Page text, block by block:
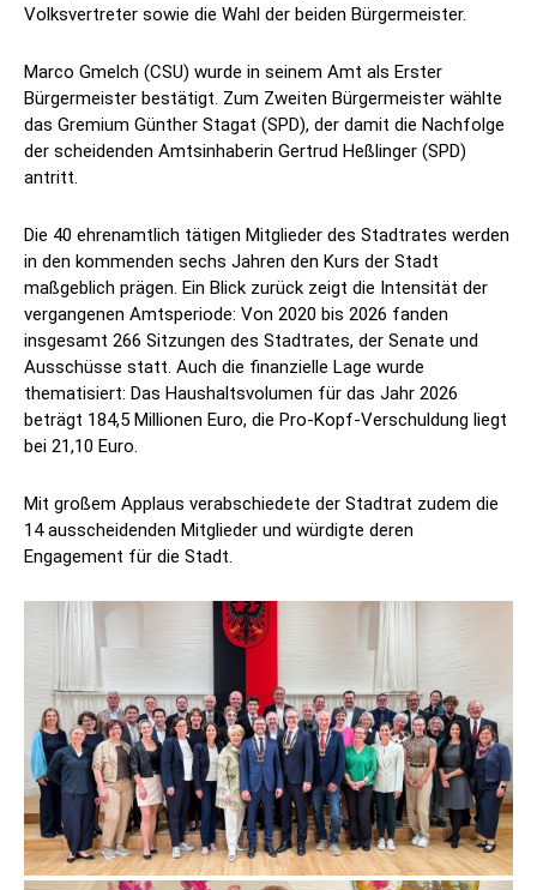
Volksvertreter sowie die Wahl der beiden Bürgermeister.
Marco Gmelch (CSU) wurde in seinem Amt als Erster
Bürgermeister bestätigt. Zum Zweiten Bürgermeister wählte
das Gremium Günther Stagat (SPD), der damit die Nachfolge
der scheidenden Amtsinhaberin Gertrud Heßlinger (SPD)
antritt.
Die 40 ehrenamtlich tätigen Mitglieder des Stadtrates werden
in den kommenden sechs Jahren den Kurs der Stadt
maßgeblich prägen. Ein Blick zurück zeigt die Intensität der
vergangenen Amtsperiode: Von 2020 bis 2026 fanden
insgesamt 266 Sitzungen des Stadtrates, der Senate und
Ausschüsse statt. Auch die finanzielle Lage wurde
thematisiert: Das Haushaltsvolumen für das Jahr 2026
beträgt 184,5 Millionen Euro, die Pro-Kopf-Verschuldung liegt
bei 21,10 Euro.
Mit großem Applaus verabschiedete der Stadtrat zudem die
14 ausscheidenden Mitglieder und würdigte deren
Engagement für die Stadt.